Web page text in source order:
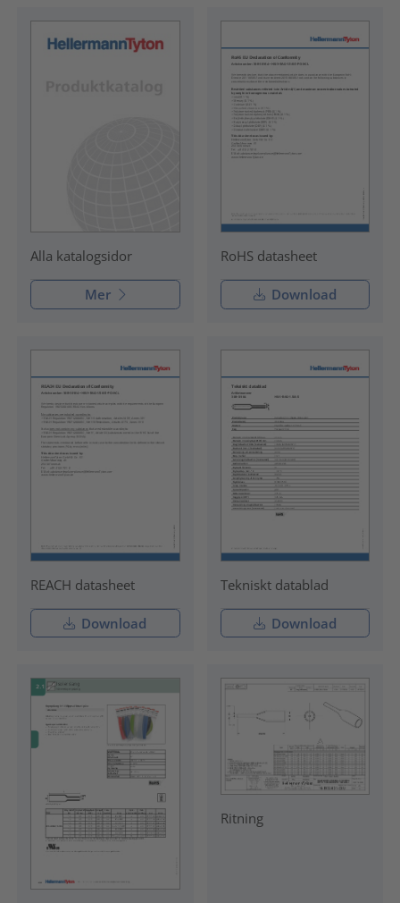
Alla katalogsidor
Mer
RoHS datasheet
Download
REACH datasheet
Download
Tekniskt datablad
Download
Ritning